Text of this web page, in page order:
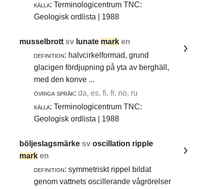
källa: Terminologicentrum TNC:
Geologisk ordlista | 1988
musselbrottsv lunate mark en
definition: halvcirkelformad, grund
glacigen fördjupning på yta av berghäll,
med den konve ...
övriga språk: da, es, fi, fr, no, ru
källa: Terminologicentrum TNC:
Geologisk ordlista | 1988
böljeslagsmärkesvoscillation ripple
mark en
definition: symmetriskt rippel bildat
genom vattnets oscillerande vågrörelser